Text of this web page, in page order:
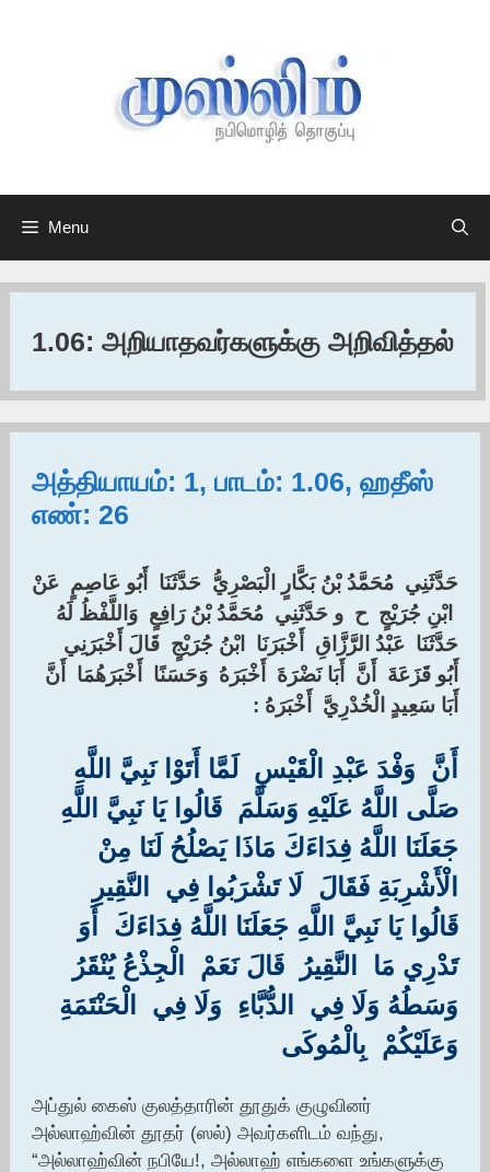
Menu
1.06: அறியாதவர்களுக்கு அறிவித்தல்
அத்தியாயம்: 1, பாடம்: 1.06, ஹதீஸ்
எண்: 26
حَدَّثَنِي ‏ ‏مُحَمَّدُ بْنُ بَكَّارٍ الْبَصْرِيُّ ‏ ‏حَدَّثَنَا ‏ ‏أَبُو عَاصِمٍ ‏ ‏عَنْ
‏ ‏ابْنِ جُرَيْجٍ ‏ ‏ح ‏ ‏و حَدَّثَنِي ‏ ‏مُحَمَّدُ بْنُ رَافِعٍ ‏ ‏وَاللَّفْظُ لَهُ ‏
‏حَدَّثَنَا ‏ ‏عَبْدُ الرَّزَّاقِ ‏ ‏أَخْبَرَنَا ‏ ‏ابْنُ جُرَيْجٍ ‏ ‏قَالَ أَخْبَرَنِي ‏
‏أَبُو قَزَعَةَ ‏ ‏أَنَّ ‏ ‏أَبَا نَضْرَةَ ‏ ‏أَخْبَرَهُ ‏ ‏وَحَسَنًا ‏ ‏أَخْبَرَهُمَا ‏ ‏أَنَّ ‏
‏أَبَا سَعِيدٍ الْخُدْرِيَّ ‏ ‏أَخْبَرَهُ ‏:‏
‏أَنَّ ‏ ‏وَفْدَ عَبْدِ الْقَيْسِ ‏ ‏لَمَّا أَتَوْا نَبِيَّ اللَّهِ ‏
‏صَلَّى اللَّهُ عَلَيْهِ وَسَلَّمَ ‏ ‏قَالُوا يَا نَبِيَّ اللَّهِ
جَعَلَنَا اللَّهُ فِدَاءَكَ مَاذَا يَصْلُحُ لَنَا مِنْ
الْأَشْرِبَةِ فَقَالَ ‏ ‏لَا تَشْرَبُوا فِي ‏ ‏النَّقِيرِ ‏
‏قَالُوا يَا نَبِيَّ اللَّهِ جَعَلَنَا اللَّهُ فِدَاءَكَ ‏ ‏أَوَ ‏
‏تَدْرِي مَا ‏ ‏النَّقِيرُ ‏ ‏قَالَ نَعَمْ ‏ ‏الْجِذْعُ يُنْقَرُ
وَسَطُهُ وَلَا فِي ‏ ‏الدُّبَّاءِ ‏ ‏وَلَا فِي ‏ ‏الْحَنْتَمَةِ ‏
‏وَعَلَيْكُمْ ‏ ‏بِالْمُوكَى ‏
அப்துல் கைஸ் குலத்தாரின் தூதுக் குழுவினர்
அல்லாஹ்வின் தூதர் (ஸல்) அவர்களிடம் வந்து,
“அல்லாஹ்வின் நபியே!, அல்லாஹ் எங்களை உங்களுக்கு